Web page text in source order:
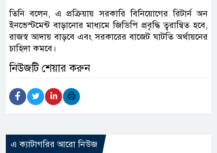
তিনি বলেন, এ প্রক্রিয়ায় সরকারি বিনিয়োগের রিটার্ন অন
ইনভেস্টমেন্ট বাড়ানোর মাধ্যমে জিডিপি প্রবৃদ্ধি ত্বরান্বিত হবে,
রাজস্ব আদায় বাড়বে এবং সরকারের বাজেট ঘাটতি অর্থায়নের
চাহিদা কমবে।
নিউজটি শেয়ার করুন
এ ক্যাটাগরির আরো নিউজ